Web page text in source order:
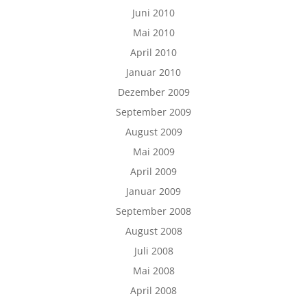
Juni 2010
Mai 2010
April 2010
Januar 2010
Dezember 2009
September 2009
August 2009
Mai 2009
April 2009
Januar 2009
September 2008
August 2008
Juli 2008
Mai 2008
April 2008